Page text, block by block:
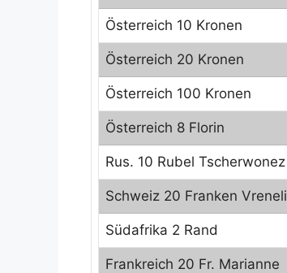
Österreich 10 Kronen
Österreich 20 Kronen
Österreich 100 Kronen
Österreich 8 Florin
Rus. 10 Rubel Tscherwonez
Schweiz 20 Franken Vreneli
Südafrika 2 Rand
Frankreich 20 Fr. Marianne